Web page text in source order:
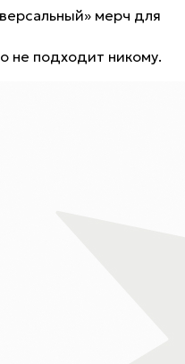
мерч для
не подходит никому.